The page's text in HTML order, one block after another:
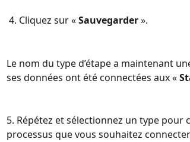
4. Cliquez sur « Sauvegarder ».
Le nom du type d’étape a maintenant
ses données ont été connectées aux «
5. Répétez et sélectionnez un type pour
processus que vous souhaitez